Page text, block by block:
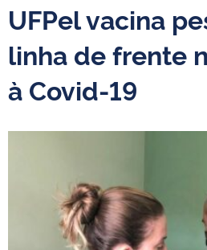
UFPel vacina
linha de frente
à Covid-19